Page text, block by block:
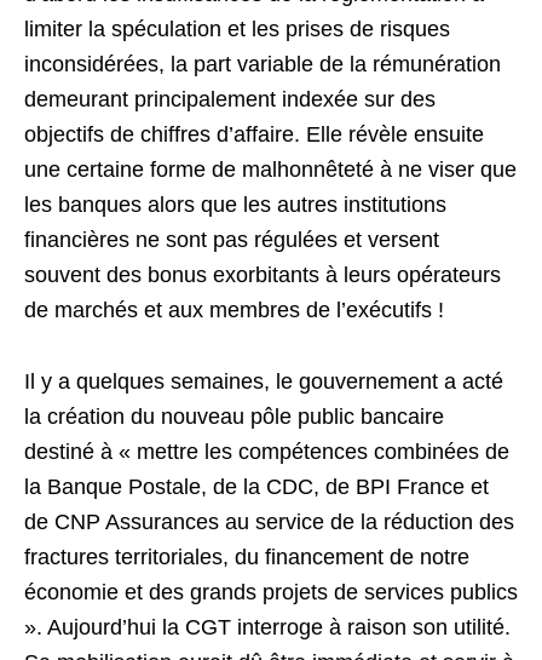
limiter la spéculation et les prises de risques
inconsidérées, la part variable de la rémunération
demeurant principalement indexée sur des
objectifs de chiffres d’affaire. Elle révèle ensuite
une certaine forme de malhonnêteté à ne viser que
les banques alors que les autres institutions
financières ne sont pas régulées et versent
souvent des bonus exorbitants à leurs opérateurs
de marchés et aux membres de l’exécutifs !
Il y a quelques semaines, le gouvernement a acté
la création du nouveau pôle public bancaire
destiné à « mettre les compétences combinées de
la Banque Postale, de la CDC, de BPI France et
de CNP Assurances au service de la réduction des
fractures territoriales, du financement de notre
économie et des grands projets de services publics
». Aujourd’hui la CGT interroge à raison son utilité.